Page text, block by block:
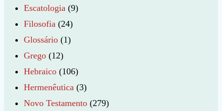
Escatologia (9)
Filosofia (24)
Glossário (1)
Grego (12)
Hebraico (106)
Hermenêutica (3)
Novo Testamento (279)